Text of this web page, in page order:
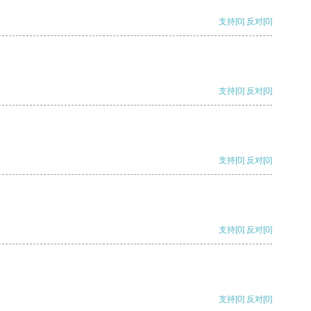
支持[0] 反对[0]
支持[0] 反对[0]
支持[0] 反对[0]
支持[0] 反对[0]
支持[0] 反对[0]